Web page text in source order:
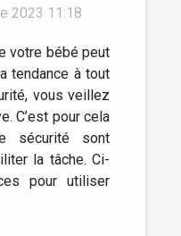
2023 11:18
votre bébé peut
tendance à tout
vous veillez
C’est pour cela
sécurité sont
la tâche. Ci-
pour utiliser